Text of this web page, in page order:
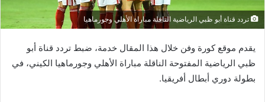
تردد قناة أبو ظبي الرياضية الناقلة مباراة الأهلي وجورماهيا
يقدم موقع كورة وفن خلال هذا المقال خدمة، ضبط تردد قناة أبو
ظبي الرياضية المفتوحة الناقلة مباراة الأهلي وجورماهيا الكيني، في
بطولة دوري أبطال أفريقيا.